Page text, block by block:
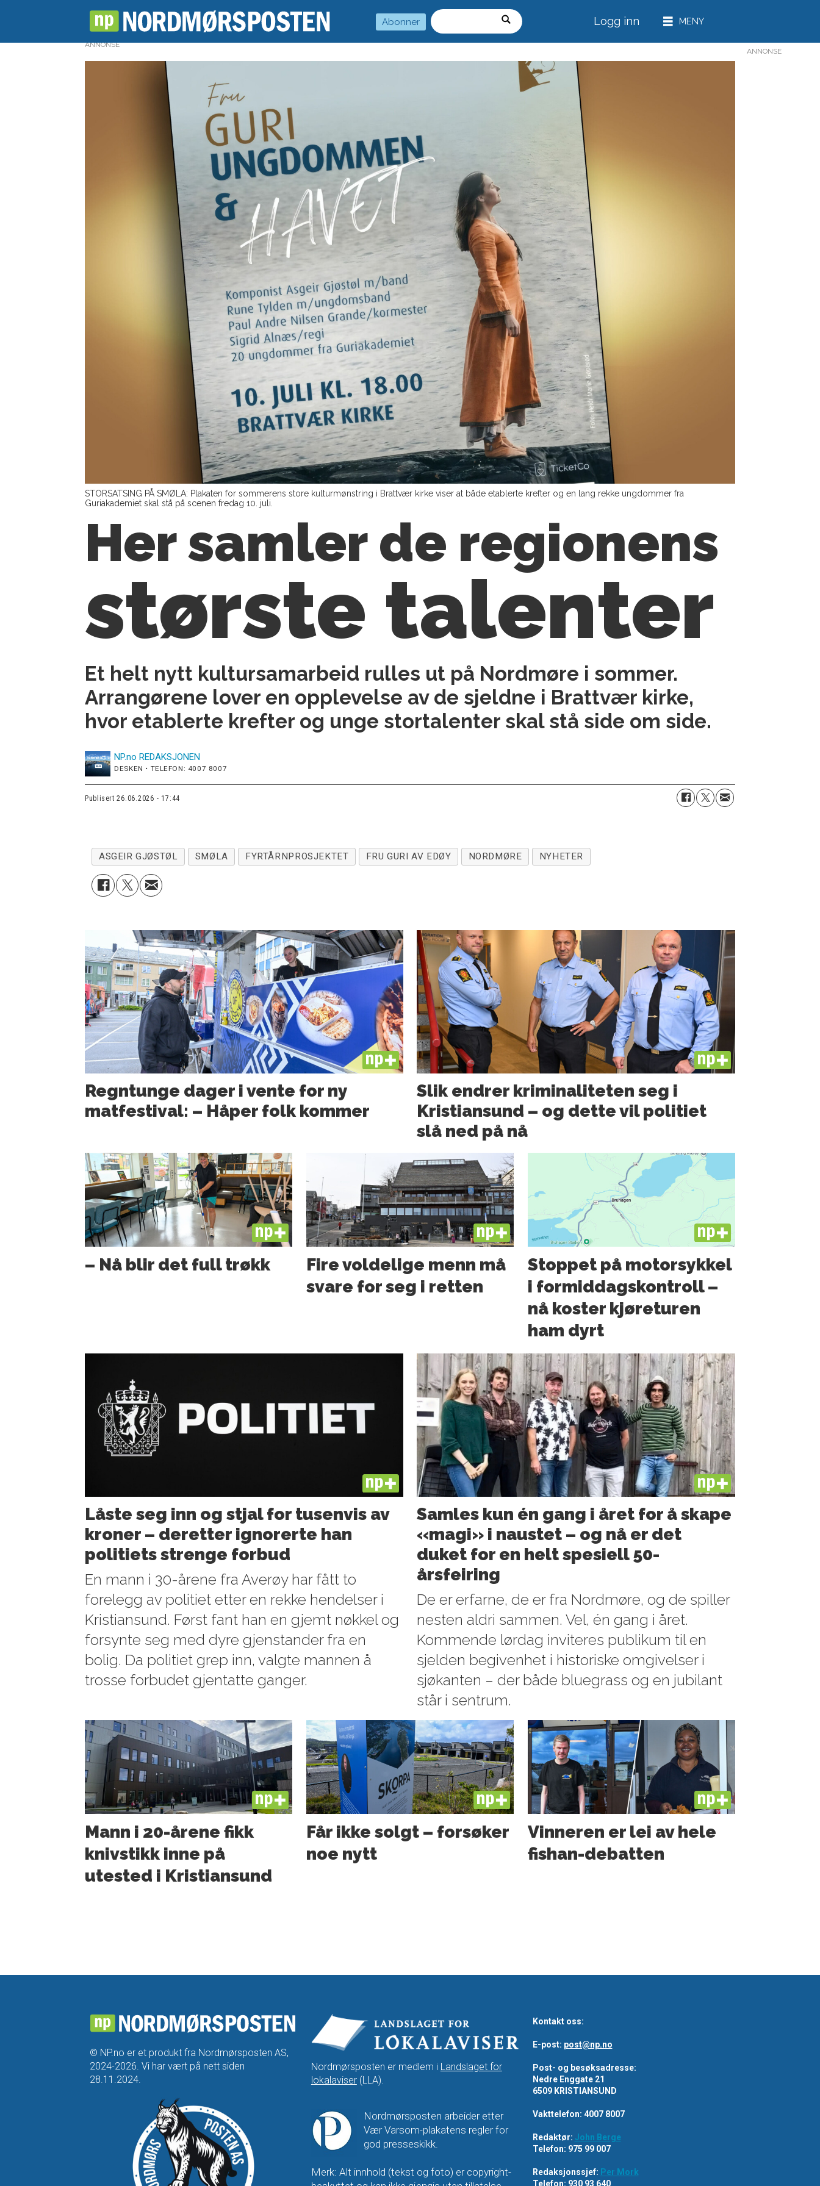
Abonner
Søk
Logg inn
ANNONSE
STORSATSING PÅ SMØLA: Plakaten for sommerens store kulturmønstring i Brattvær kirke viser at både etablerte krefter og en lang rekke ungdommer fra
Guriakademiet skal stå på scenen fredag 10. juli.
Her samler de regionens
største talenter
Et helt nytt kultursamarbeid rulles ut på Nordmøre i sommer.
Arrangørene lover en opplevelse av de sjeldne i Brattvær kirke,
hvor etablerte krefter og unge stortalenter skal stå side om side.
NP.no REDAKSJONEN
DESKEN • TELEFON: 4007 8007
Publisert 26.06.2026 - 17:44
ASGEIR GJØSTØL SMØLA FYRTÅRNPROSJEKTET FRU GURI AV EDØY NORDMØRE NYHETER
PLUS
Regntunge dager i vente for ny
matfestival: – Håper folk kommer
PLUS
Slik endrer kriminaliteten seg i
Kristiansund – og dette vil politiet
slå ned på nå
PLUS
– Nå blir det full trøkk
PLUS
Fire voldelige menn må
svare for seg i retten
PLUS
Stoppet på motorsykkel
i formiddagskontroll –
nå koster kjøreturen
ham dyrt
PLUS
Låste seg inn og stjal for tusenvis av
kroner – deretter ignorerte han
politiets strenge forbud
En mann i 30-årene fra Averøy har fått to
forelegg av politiet etter en rekke hendelser i
Kristiansund. Først fant han en gjemt nøkkel og
forsynte seg med dyre gjenstander fra en
bolig. Da politiet grep inn, valgte mannen å
trosse forbudet gjentatte ganger.
PLUS
Samles kun én gang i året for å skape
«magi» i naustet – og nå er det
duket for en helt spesiell 50-
årsfeiring
De er erfarne, de er fra Nordmøre, og de spiller
nesten aldri sammen. Vel, én gang i året.
Kommende lørdag inviteres publikum til en
sjelden begivenhet i historiske omgivelser i
sjøkanten – der både bluegrass og en jubilant
står i sentrum.
PLUS
Mann i 20-årene fikk
knivstikk inne på
utested i Kristiansund
PLUS
Får ikke solgt – forsøker
noe nytt
PLUS
Vinneren er lei av hele
fishan-debatten
ANNONSE
© NP.no er et produkt fra Nordmørsposten AS,
2024-2026. Vi har vært på nett siden
28.11.2024.
Nordmørsposten er medlem i Landslaget for
lokalaviser(LLA).
Nordmørsposten arbeider etter
Vær Varsom-plakatens regler for
god presseskikk.
Merk: Alt innhold (tekst og foto) er copyright-
Kontakt oss:
E-post: post@np.no
Post- og besøksadresse:
Nedre Enggate 21
6509 KRISTIANSUND
Vakttelefon: 4007 8007
Redaktør: John Berge
Telefon: 975 99 007
Redaksjonssjef: Per Mork
Telefon: 930 93 640